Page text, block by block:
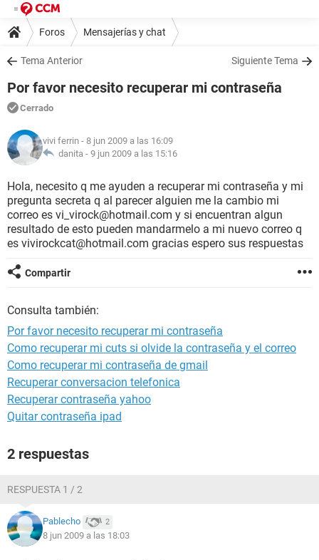
Foros Mensajerías y chat
Tema Anterior Siguiente Tema
Por favor necesito recuperar mi contraseña
Cerrado
vivi ferrin - 8 jun 2009 a las 16:09
danita - 9 jun 2009 a las 15:16
Hola, necesito q me ayuden a recuperar mi contraseña y mi
pregunta secreta q al parecer alguien me la cambio mi
correo es vi_virock@hotmail.com y si encuentran algun
resultado de esto pueden mandarmelo a mi nuevo correo q
es vivirockcat@hotmail.com gracias espero sus respuestas
Compartir
Consulta también:
Por favor necesito recuperar mi contraseña
Como recuperar mi cuts si olvide la contraseña y el correo
Como recuperar mi contraseña de gmail
Recuperar conversacion telefonica
Recuperar contraseña yahoo
Quitar contraseña ipad
2 respuestas
RESPUESTA 1 / 2
Pablecho 2
8 jun 2009 a las 18:03